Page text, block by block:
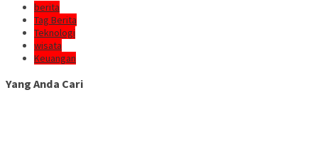
berita
Tag Berita
Teknologi
wisata
Keuangan
Yang Anda Cari